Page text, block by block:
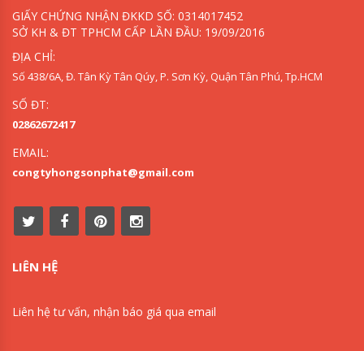
GIẤY CHỨNG NHẬN ĐKKD SỐ: 0314017452
SỞ KH & ĐT TPHCM CẤP LẦN ĐẦU: 19/09/2016
ĐỊA CHỈ:
Số 438/6A, Đ. Tân Kỳ Tân Qúy, P. Sơn Kỳ, Quận Tân Phú, Tp.HCM
SỐ ĐT:
02862672417
EMAIL:
congtyhongsonphat@gmail.com
LIÊN HỆ
Liên hệ tư vấn, nhận báo giá qua email